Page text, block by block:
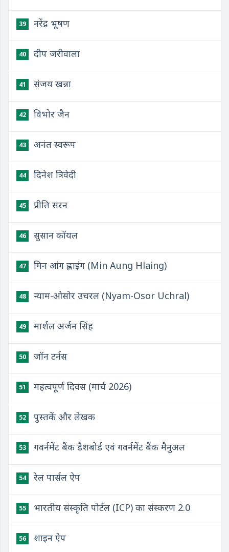
39 नरेंद्र भूषण
40 दीप जरीवाला
41 संजय खन्ना
42 विभोर जैन
43 अनंत स्वरूप
44 दिनेश त्रिवेदी
45 प्रीति सरन
46 सुसान कॉयल
47 मिन आंग ह्लाइंग (Min Aung Hlaing)
48 न्याम-ओसोर उचरल (Nyam-Osor Uchral)
49 मार्शल अर्जन सिंह
50 जॉन टर्नस
51 महत्वपूर्ण दिवस (मार्च 2026)
52 पुस्तकें और लेखक
53 गवर्नमेंट बैंक डैशबोर्ड एवं गवर्नमेंट बैंक मैनुअल
54 रेल पार्सल ऐप
55 भारतीय संस्कृति पोर्टल (ICP) का संस्करण 2.0
56 शाइन ऐप